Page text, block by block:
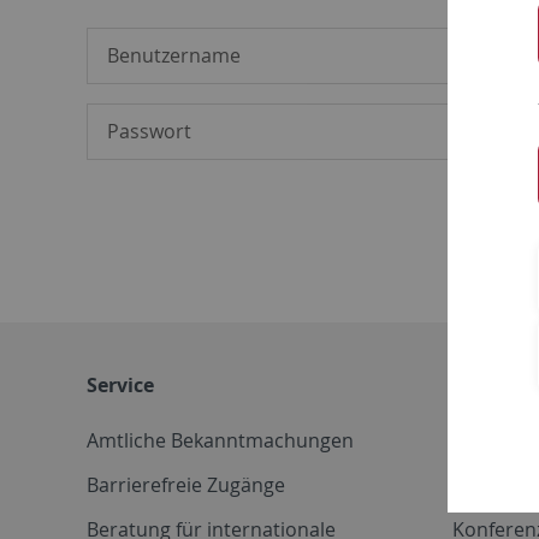
Service
Amtliche Bekanntmachungen
Barrierefreie Zugänge
Beratung für internationale